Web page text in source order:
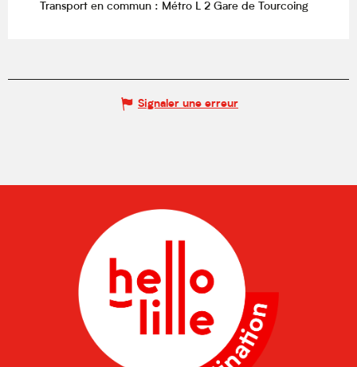
Transport en commun : Métro L 2 Gare de Tourcoing
Signaler une erreur